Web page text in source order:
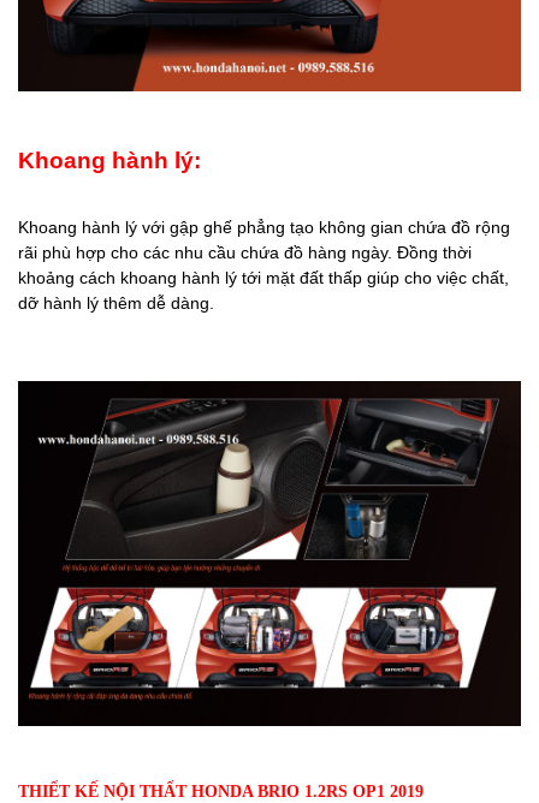
Khoang hành lý:
Khoang hành lý với gập ghế phẳng tạo không gian chứa đồ rộng
rãi phù hợp cho các nhu cầu chứa đồ hàng ngày. Đồng thời
khoảng cách khoang hành lý tới mặt đất thấp giúp cho việc chất,
dỡ hành lý thêm dễ dàng.
THIẾT KẾ NỘI THẤT HONDA BRIO 1.2RS OP1 2019